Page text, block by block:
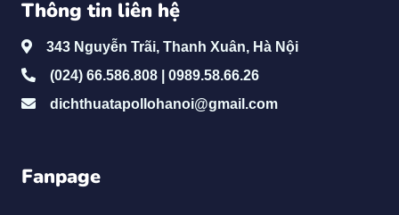
Thông tin liên hệ
343 Nguyễn Trãi, Thanh Xuân, Hà Nội
(024) 66.586.808 | 0989.58.66.26
dichthuatapollohanoi@gmail.com
Fanpage